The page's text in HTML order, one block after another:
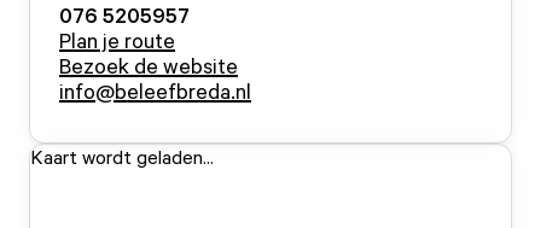
076 5205957
Plan je route
Bezoek de website
info@beleefbreda.nl
Kaart wordt geladen...